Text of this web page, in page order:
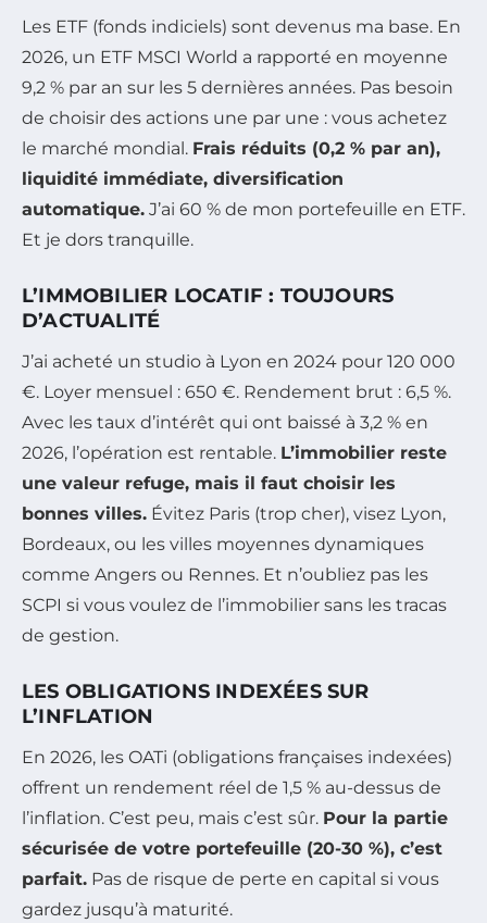
Les ETF (fonds indiciels) sont devenus ma base. En
2026, un ETF MSCI World a rapporté en moyenne
9,2 % par an sur les 5 dernières années. Pas besoin
de choisir des actions une par une : vous achetez
le marché mondial. Frais réduits (0,2 % par an),
liquidité immédiate, diversification
automatique. J’ai 60 % de mon portefeuille en ETF.
Et je dors tranquille.
L’IMMOBILIER LOCATIF : TOUJOURS
D’ACTUALITÉ
J’ai acheté un studio à Lyon en 2024 pour 120 000
€. Loyer mensuel : 650 €. Rendement brut : 6,5 %.
Avec les taux d’intérêt qui ont baissé à 3,2 % en
2026, l’opération est rentable. L’immobilier reste
une valeur refuge, mais il faut choisir les
bonnes villes. Évitez Paris (trop cher), visez Lyon,
Bordeaux, ou les villes moyennes dynamiques
comme Angers ou Rennes. Et n’oubliez pas les
SCPI si vous voulez de l’immobilier sans les tracas
de gestion.
LES OBLIGATIONS INDEXÉES SUR
L’INFLATION
En 2026, les OATi (obligations françaises indexées)
offrent un rendement réel de 1,5 % au-dessus de
l’inflation. C’est peu, mais c’est sûr. Pour la partie
sécurisée de votre portefeuille (20-30 %), c’est
parfait. Pas de risque de perte en capital si vous
gardez jusqu’à maturité.